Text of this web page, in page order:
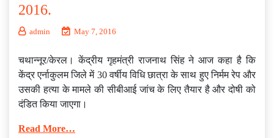
2016.
admin May 7, 2016
चथान्नूर/केरल। केंद्रीय गृहमंत्री राजनाथ सिंह ने आज कहा है कि
केंद्र एर्नाकुलम जिले में 30 वर्षीय विधि छात्रा के साथ हुए निर्मम रेप और
उसकी हत्या के मामले की सीबीआई जांच के लिए तैयार है और दोषी को
दंडित किया जाएगा।
Read More…